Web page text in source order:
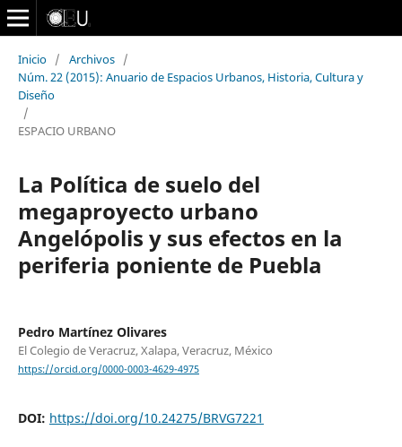
Inicio / Archivos /
Núm. 22 (2015): Anuario de Espacios Urbanos, Historia, Cultura y
Diseño
/
ESPACIO URBANO
La Política de suelo del
megaproyecto urbano
Angelópolis y sus efectos en la
periferia poniente de Puebla
Pedro Martínez Olivares
El Colegio de Veracruz, Xalapa, Veracruz, México
https://orcid.org/0000-0003-4629-4975
DOI: https://doi.org/10.24275/BRVG7221